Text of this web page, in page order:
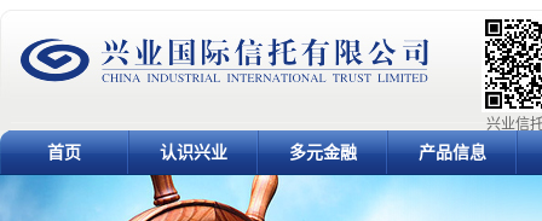
兴业信
首页 认识兴业 多元金融 产品信息